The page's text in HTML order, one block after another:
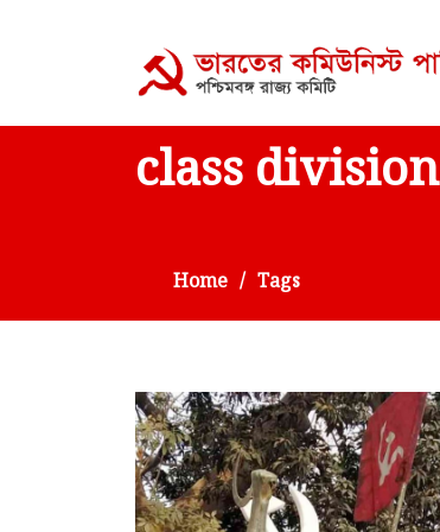
class division
Home Tags